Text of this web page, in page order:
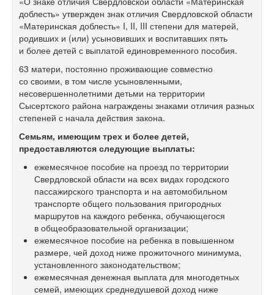
доблесть» утвержден знак отличия Свердловской области
«Материнская доблесть» I, II, III степени для матерей,
родивших и (или) усыновивших и воспитавших пять
и более детей с выплатой единовременного пособия.
63 матери, постоянно проживающие совместно
со своими, в том числе усыновленными,
несовершеннолетними детьми на территории
Сысертского района награждены знаками отличия разных
степеней с начала действия закона.
Семьям, имеющим трех и более детей,
предоставляются следующие выплаты:
ежемесячное пособие на проезд по территории
Свердловской области на всех видах городского
пассажирского транспорта и на автомобильном
транспорте общего пользования пригородных
маршрутов на каждого ребенка, обучающегося
в общеобразовательной организации;
ежемесячное пособие на ребенка в повышенном
размере, чей доход ниже прожиточного минимума,
установленного законодательством;
ежемесячная денежная выплата для многодетных
семей, имеющих среднедушевой доход ниже